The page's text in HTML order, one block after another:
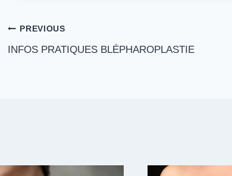
Navigation
de
PREVIOUS
INFOS PRATIQUES BLÉPHAROPLASTIE